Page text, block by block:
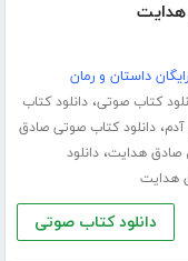
هدایت
داستان و رمان
کتاب صوتی،دانلود کتاب
،دانلود کتاب صوتی صادق
صادق هدایت،دانلود
هدایت
دانلود کتاب صوتی